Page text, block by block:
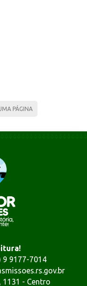
PÁGINA
9 9177-7014
1131 - Centro